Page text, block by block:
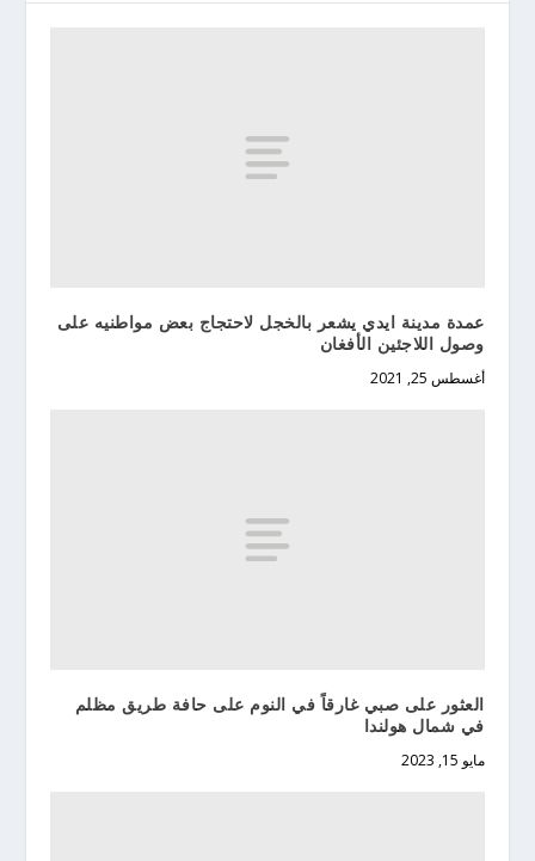
عمدة مدينة ايدي يشعر بالخجل لاحتجاج بعض مواطنيه على
وصول اللاجئين الأفغان
أغسطس 25, 2021
العثور على صبي غارقاً في النوم على حافة طريق مظلم
في شمال هولندا
مايو 15, 2023